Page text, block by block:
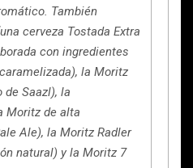
También
cerveza Tostada Extra
con ingredientes
la Moritz
Saazl), la
Moritz de alta
Ale), la Moritz Radler
natural) y la Moritz 7